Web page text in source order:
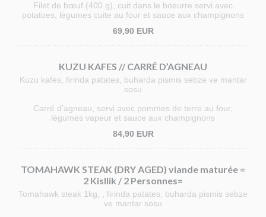
Filet de bœuf (400 g), cuit dans le boeurre servi avec
potatoes, légumes cuite au four et sauce aux champignons
69,90 EUR
KUZU KAFES // CARRÉ D’AGNEAU
Kuzu kafes, firinda patates, buharda pismis sebze ve mantar
sosu
Carré d'agneau, servi avec pommes de terre au four,
légumes vapeur et sauce aux champignons
84,90 EUR
TOMAHAWK STEAK (DRY AGED) viande maturée =
2 Kisllik / 2 Personnes=
Tomahawk steak 1kg, , firinda patates, buharda pismis sebze
ve mantar sosu